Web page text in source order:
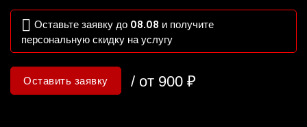
Оставьте заявку до 08.08 и получите
персональную скидку на услугу
Оставить заявку / от 900 ₽